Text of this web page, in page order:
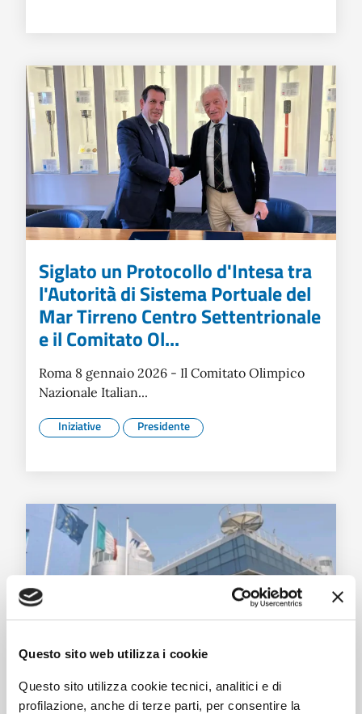
Questo sito web utilizza i cookie
Questo sito utilizza cookie tecnici, analitici e di
profilazione, anche di terze parti, per consentire la
Siglato un Protocollo d'Intesa tra
l'Autorità di Sistema Portuale del
Mar Tirreno Centro Settentrionale
e il Comitato Ol...
Roma 8 gennaio 2026 - Il Comitato Olimpico
Nazionale Italian...
Iniziative Presidente